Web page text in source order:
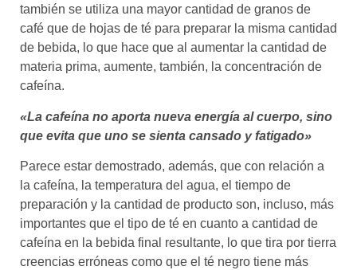
también se utiliza una mayor cantidad de granos de
café que de hojas de té para preparar la misma cantidad
de bebida, lo que hace que al aumentar la cantidad de
materia prima, aumente, también, la concentración de
cafeína.
«La cafeína no aporta nueva energía al cuerpo, sino
que evita que uno se sienta cansado y fatigado»
Parece estar demostrado, además, que con relación a
la cafeína, la temperatura del agua, el tiempo de
preparación y la cantidad de producto son, incluso, más
importantes que el tipo de té en cuanto a cantidad de
cafeína en la bebida final resultante, lo que tira por tierra
creencias erróneas como que el té negro tiene más